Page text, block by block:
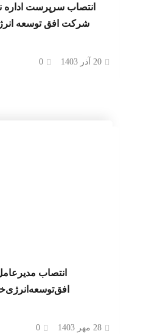
انتصاب سرپرست اداره
شرکت افق توسعه
20 آذر 1403 0
انتصاب
28 مهر 1403 0